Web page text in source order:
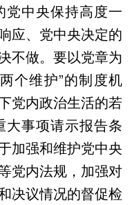
中央保持高度一
应、党中央决定的
不做。要以党章为
个维护”的制度机
党内政治生活的若
事项请示报告条
加强和维护党中央
党内法规，加强对
决议情况的督促检